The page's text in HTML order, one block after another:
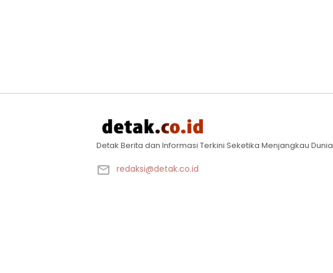
Detak Berita dan Informasi Terkini Seketika Menjangkau Dunia
redaksi@detak.co.id